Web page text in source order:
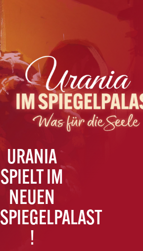
URANIA
SPIELT IM
NEUEN
SPIEGELPALAST
!